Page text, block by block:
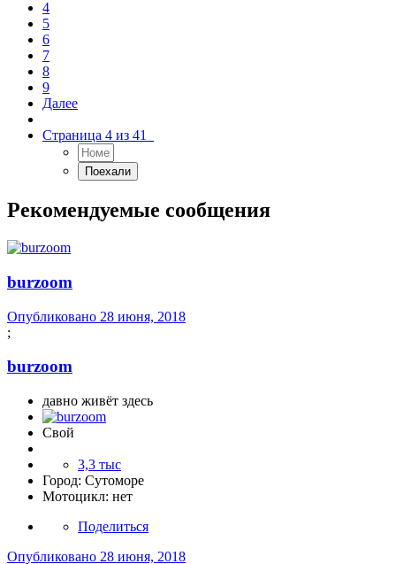
4
5
6
7
8
9
Далее
Страница 4 из 41
Рекомендуемые сообщения
burzoom
Опубликовано 28 июня, 2018
;
burzoom
давно живёт здесь
Свой
3,3 тыс
Город: Сутоморе
Мотоцикл: нет
Поделиться
Опубликовано 28 июня, 2018